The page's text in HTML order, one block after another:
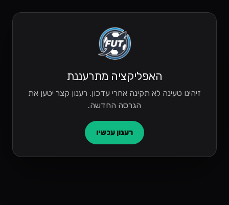
האפליקציה מתרעננת
זיהינו טעינה לא תקינה אחרי עדכון. רענון קצר יטען את
הגרסה החדשה.
רענון עכשיו